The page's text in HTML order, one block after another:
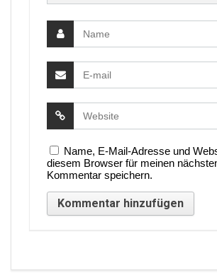
Name, E-Mail-Adresse und
diesem Browser für meinen
Kommentar speichern.